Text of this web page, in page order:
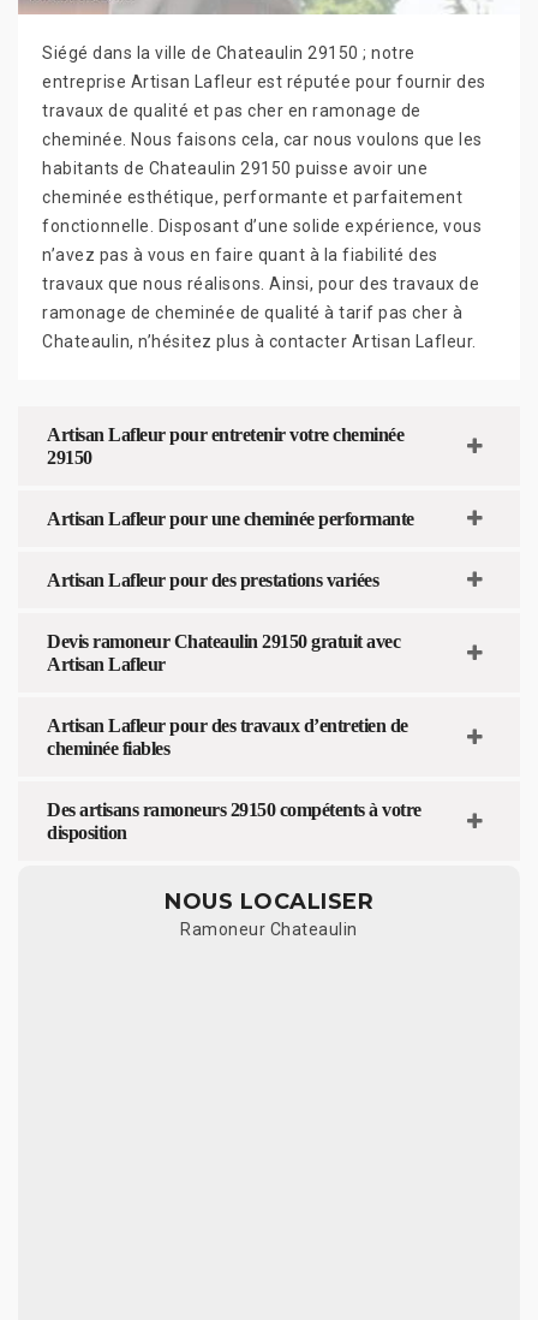
Siégé dans la ville de Chateaulin 29150 ; notre
entreprise Artisan Lafleur est réputée pour fournir des
travaux de qualité et pas cher en ramonage de
cheminée. Nous faisons cela, car nous voulons que les
habitants de Chateaulin 29150 puisse avoir une
cheminée esthétique, performante et parfaitement
fonctionnelle. Disposant d’une solide expérience, vous
n’avez pas à vous en faire quant à la fiabilité des
travaux que nous réalisons. Ainsi, pour des travaux de
ramonage de cheminée de qualité à tarif pas cher à
Chateaulin, n’hésitez plus à contacter Artisan Lafleur.
Artisan Lafleur pour entretenir votre cheminée
29150
Artisan Lafleur pour une cheminée performante
Artisan Lafleur pour des prestations variées
Devis ramoneur Chateaulin 29150 gratuit avec
Artisan Lafleur
Artisan Lafleur pour des travaux d’entretien de
cheminée fiables
Des artisans ramoneurs 29150 compétents à votre
disposition
NOUS LOCALISER
Ramoneur Chateaulin